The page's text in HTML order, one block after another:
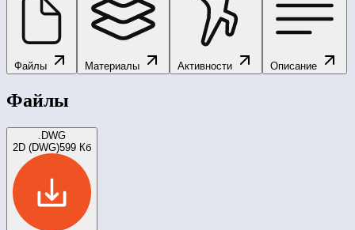
Файлы Материалы Активности Описание
Файлы
.DWG
2D (DWG)599 Кб